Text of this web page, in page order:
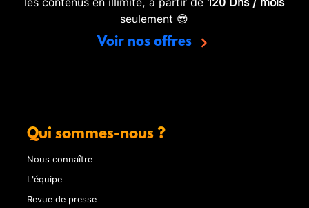
seulement 😎
Voir nos offres
Qui sommes-nous ?
Nous connaître
L'équipe
Revue de presse